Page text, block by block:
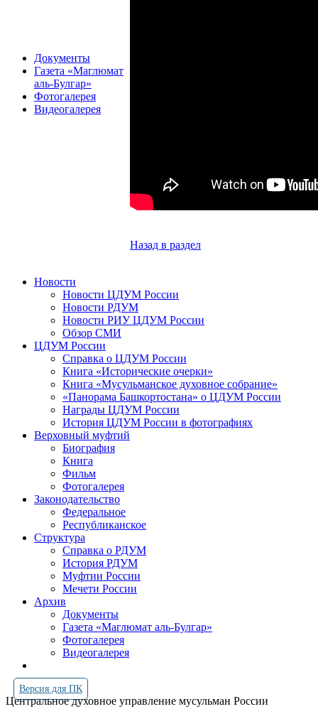
Документы
Газета «Маглюмат
аль-Булгар»
Фотогалерея
Видеогалерея
Назад в раздел
Новости
Новости ЦДУМ России
Новости РДУМ
Новости РИУ ЦДУМ России
Обзор СМИ
ЦДУМ России
Справка о ЦДУМ России
Книга «Исторические очерки»
Книга «Мусульманское духовное собрание»
«Панорама Башкортостана» о ЦДУМ России
Награды ЦДУМ России
История ЦДУМ России в фотографиях
Верховный муфтий
Биография
Книга
Фильм
Фотогалерея
Законодательство
Федеральное
Республиканское
Структура
Справка о РДУМ
История РДУМ
Муфтии России
Мечети России
Архив
Документы
Газета «Маглюмат аль-Булгар»
Фотогалерея
Видеогалерея
Версия для ПК
Центральное духовное управление мусульман России